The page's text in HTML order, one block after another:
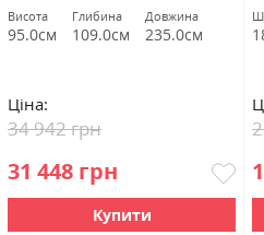
Висота
95.0см
Глибина
109.0см
Довжина
235.0см
Ціна:
31 448 грн
34 942 грн
Купити